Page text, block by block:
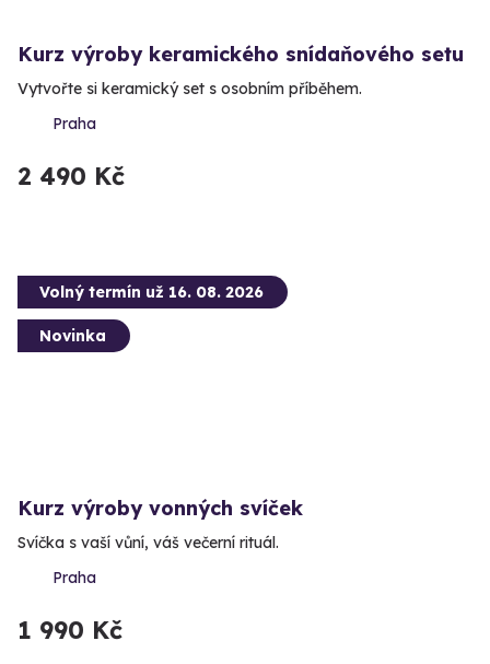
Kurz výroby keramického snídaňového setu
Vytvořte si keramický set s osobním příběhem.
Praha
2 490 Kč
Volný termín už 16. 08. 2026
Novinka
Kurz výroby vonných svíček
Svíčka s vaší vůní, váš večerní rituál.
Praha
1 990 Kč